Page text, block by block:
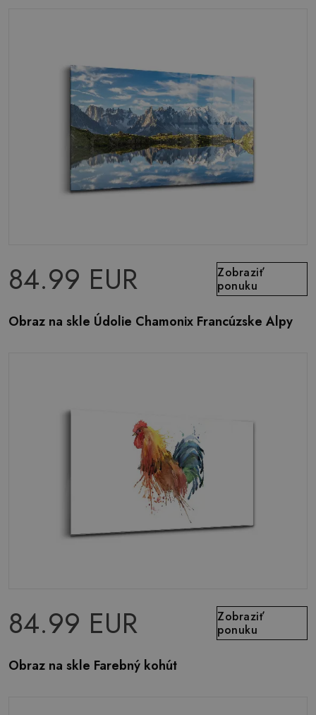
84.99 EUR
Zobraziť
ponuku
Obraz na skle Údolie Chamonix Francúzske Alpy
84.99 EUR
Zobraziť
ponuku
Obraz na skle Farebný kohút